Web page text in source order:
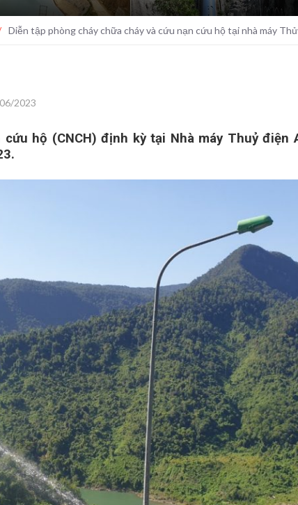
Diễn tập phòng cháy chữa cháy và cứu nạn cứu hộ tại nhà máy
2023
hộ (CNCH) định kỳ tại Nhà máy Thuỷ điện